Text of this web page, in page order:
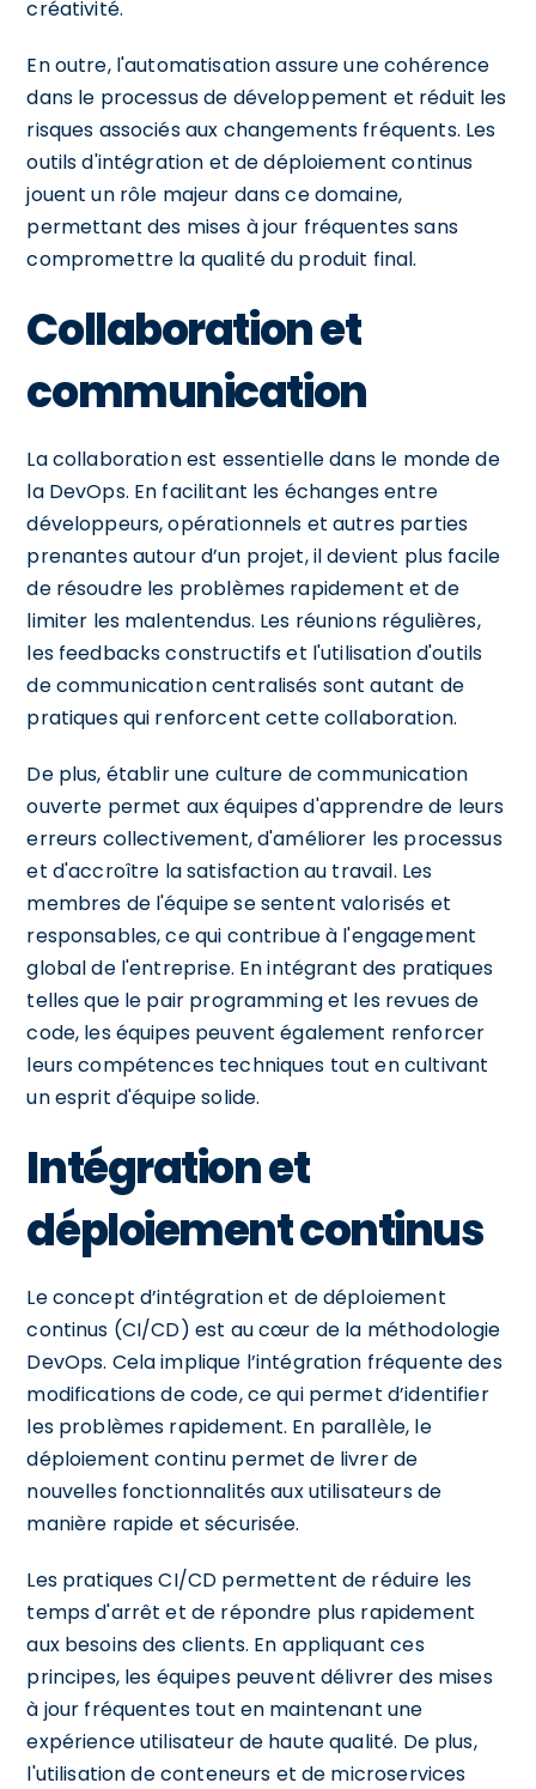
créativité.
En outre, l'automatisation assure une cohérence
dans le processus de développement et réduit les
risques associés aux changements fréquents. Les
outils d'intégration et de déploiement continus
jouent un rôle majeur dans ce domaine,
permettant des mises à jour fréquentes sans
compromettre la qualité du produit final.
Collaboration et
communication
La collaboration est essentielle dans le monde de
la DevOps. En facilitant les échanges entre
développeurs, opérationnels et autres parties
prenantes autour d’un projet, il devient plus facile
de résoudre les problèmes rapidement et de
limiter les malentendus. Les réunions régulières,
les feedbacks constructifs et l'utilisation d'outils
de communication centralisés sont autant de
pratiques qui renforcent cette collaboration.
De plus, établir une culture de communication
ouverte permet aux équipes d'apprendre de leurs
erreurs collectivement, d'améliorer les processus
et d'accroître la satisfaction au travail. Les
membres de l'équipe se sentent valorisés et
responsables, ce qui contribue à l'engagement
global de l'entreprise. En intégrant des pratiques
telles que le pair programming et les revues de
code, les équipes peuvent également renforcer
leurs compétences techniques tout en cultivant
un esprit d'équipe solide.
Intégration et
déploiement continus
Le concept d’intégration et de déploiement
continus (CI/CD) est au cœur de la méthodologie
DevOps. Cela implique l’intégration fréquente des
modifications de code, ce qui permet d’identifier
les problèmes rapidement. En parallèle, le
déploiement continu permet de livrer de
nouvelles fonctionnalités aux utilisateurs de
manière rapide et sécurisée.
Les pratiques CI/CD permettent de réduire les
temps d'arrêt et de répondre plus rapidement
aux besoins des clients. En appliquant ces
principes, les équipes peuvent délivrer des mises
à jour fréquentes tout en maintenant une
expérience utilisateur de haute qualité. De plus,
l'utilisation de conteneurs et de microservices